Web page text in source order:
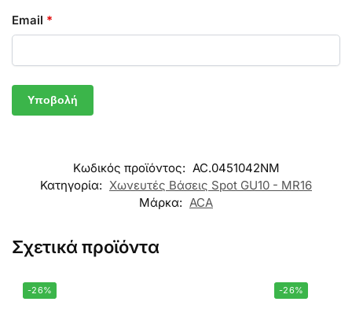
Email *
Κωδικός προϊόντος: AC.0451042NM
Κατηγορία: Χωνευτές Βάσεις Spot GU10 - MR16
Μάρκα: ACA
Σχετικά προϊόντα
-26% -26%